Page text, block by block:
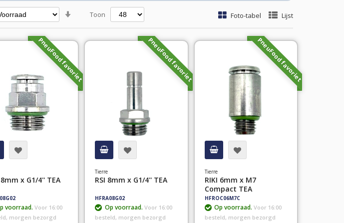
hoog
Toon Foto-tabel Lijst
PneuFood favoriet
8mm x G1/4'' TEA
voorraad.Voor 16:00
morgen bezorgd
PneuFood favoriet
Tierre
RSI 8mm x G1/4'' TEA
HFRA08G02
Op voorraad. Voor 16:00
besteld, morgen bezorgd
PneuFood favoriet
Tierre
RIKI 6mm x M7
Compact TEA
HFROC06M7C
Op voorraad.Voor 16:00
besteld, morgen bezorgd